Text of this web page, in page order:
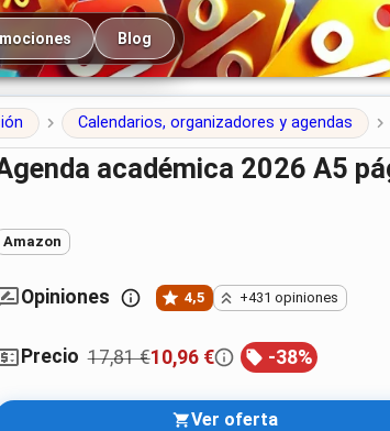
Blog
Calendarios, organizadores y agendas
Agenda académica 2026 A5
Amazon
Opiniones 4,5 +431 opiniones
Precio 17,81 €10,96 € -38%
Ver oferta